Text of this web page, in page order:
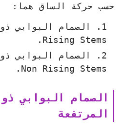
حسب حركة الساق هما:
الصمام البوابي
Rising Stems.
الصمام البوابي
Non Rising Stems.
الصمام البوابي
المرتفعة